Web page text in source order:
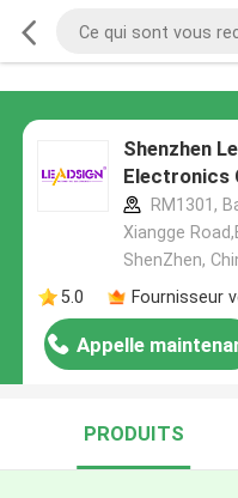
Shenzhen
Electronics
RM1301,
Xiangge
ShenZhen,
5.0
Fournisseur
Appelle
PRODUITS